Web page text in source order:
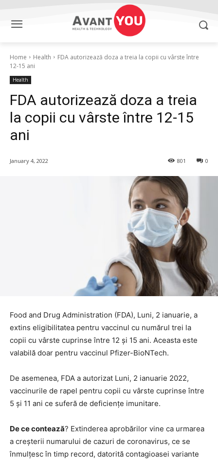
Home Health
FDA autorizează doza a treia la copii cu vârste între
12-15 ani
Health
FDA autorizează doza a treia
la copii cu vârste între 12-15
ani
January 4, 2022 0
801
Food and Drug Administration (FDA), Luni, 2 ianuarie, a
extins eligibilitatea pentru vaccinul cu numărul trei la
copii cu vârste cuprinse între 12 și 15 ani. Aceasta este
valabilă doar pentru vaccinul Pfizer-BioNTech.
De asemenea, FDA a autorizat Luni, 2 ianuarie 2022,
vaccinurile de rapel pentru copii cu vârste cuprinse între
5 și 11 ani ce suferă de deficiențe imunitare.
De ce contează? Extinderea aprobărilor vine ca urmarea
a creșterii numarului de cazuri de coronavirus, ce se
înmulțesc în timp record, datorită contagioasei variante